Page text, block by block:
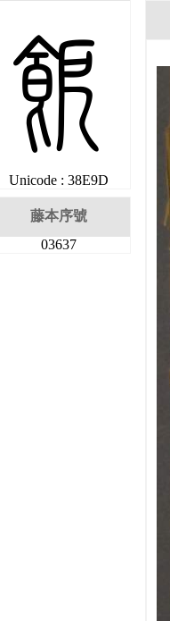
岝
Unicode : 38E9D
藤本序號
03637